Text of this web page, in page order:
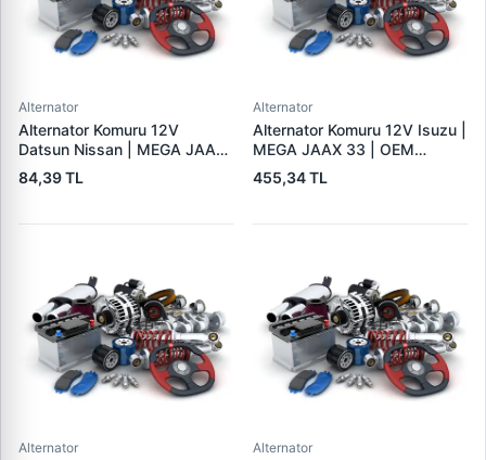
Alternator
Alternator Komuru 12V
Datsun Nissan | MEGA JAAX
20 | OEM JAAX20
84,39 TL
Alternator
Alternator Komuru 12V Isuzu |
MEGA JAAX 33 | OEM
JAAX33
455,34 TL
Alternator Alternator